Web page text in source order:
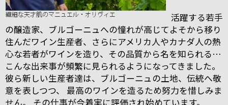
活躍する若手
の醸造家、ブルゴーニュへの憧れが高じてよそから移り
住んだワイン生産者、さらにアメリカ人やカナダ人の熱
心な若者がワインを造り、その品質から名を知られる…
こんな出来事が頻繁に見られるようになってきました。
彼ら新しい生産者達は、ブルゴーニュの土地、伝統へ敬
意を表しつつ、 最高のワインを造るため努力を惜しみま